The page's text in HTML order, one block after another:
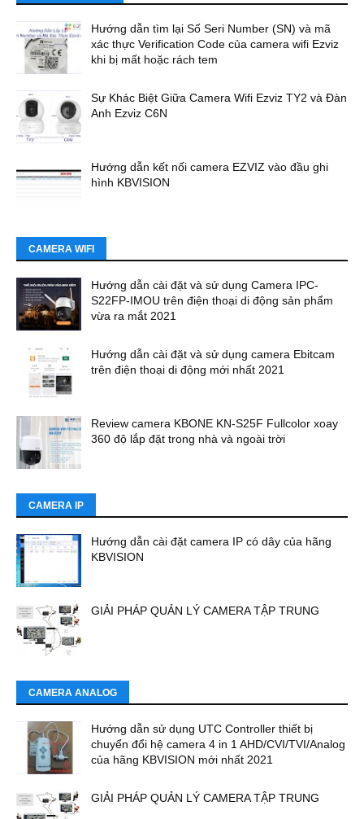
Hướng dẫn tìm lại Số Seri Number (SN) và mã
xác thực Verification Code của camera wifi Ezviz
khi bị mất hoặc rách tem
Sự Khác Biệt Giữa Camera Wifi Ezviz TY2 và Đàn
Anh Ezviz C6N
Hướng dẫn kết nối camera EZVIZ vào đầu ghi
hình KBVISION
CAMERA WIFI
Hướng dẫn cài đặt và sử dụng Camera IPC-
S22FP-IMOU trên điện thoại di động sản phẩm
vừa ra mắt 2021
Hướng dẫn cài đặt và sử dụng camera Ebitcam
trên điện thoại di động mới nhất 2021
Review camera KBONE KN-S25F Fullcolor xoay
360 độ lắp đặt trong nhà và ngoài trời
CAMERA IP
Hướng dẫn cài đặt camera IP có dây của hãng
KBVISION
GIẢI PHÁP QUẢN LÝ CAMERA TẬP TRUNG
CAMERA ANALOG
Hướng dẫn sử dụng UTC Controller thiết bị
chuyển đổi hệ camera 4 in 1 AHD/CVI/TVI/Analog
của hãng KBVISION mới nhất 2021
GIẢI PHÁP QUẢN LÝ CAMERA TẬP TRUNG